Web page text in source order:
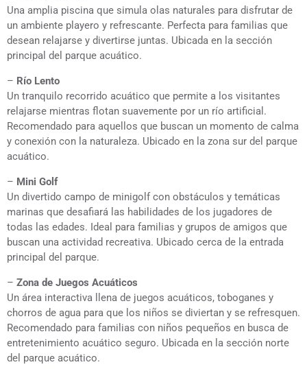
Una amplia piscina que simula olas naturales para disfrutar de
un ambiente playero y refrescante. Perfecta para familias que
desean relajarse y divertirse juntas. Ubicada en la sección
principal del parque acuático.
– Río Lento
Un tranquilo recorrido acuático que permite a los visitantes
relajarse mientras flotan suavemente por un río artificial.
Recomendado para aquellos que buscan un momento de calma
y conexión con la naturaleza. Ubicado en la zona sur del parque
acuático.
– Mini Golf
Un divertido campo de minigolf con obstáculos y temáticas
marinas que desafiará las habilidades de los jugadores de
todas las edades. Ideal para familias y grupos de amigos que
buscan una actividad recreativa. Ubicado cerca de la entrada
principal del parque.
– Zona de Juegos Acuáticos
Un área interactiva llena de juegos acuáticos, toboganes y
chorros de agua para que los niños se diviertan y se refresquen.
Recomendado para familias con niños pequeños en busca de
entretenimiento acuático seguro. Ubicada en la sección norte
del parque acuático.